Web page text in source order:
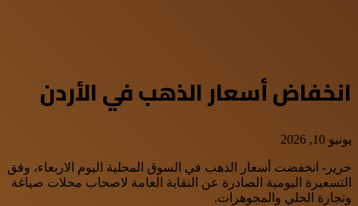
انخفاض أسعار الذهب في الأردن
يونيو 10, 2026
حرير- انخفضت أسعار الذهب في السوق المحلية اليوم الاربعاء، وفق
التسعيرة اليومية الصادرة عن النقابة العامة لاصحاب محلات صياغة
وتجارة الحلي والمجوهرات.